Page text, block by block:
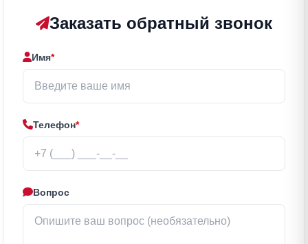
Заказать обратный звонок
Имя*
Телефон*
Вопрос